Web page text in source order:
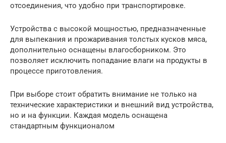
отсоединения, что удобно при транспортировке.
Устройства с высокой мощностью, предназначенные
для выпекания и прожаривания толстых кусков мяса,
дополнительно оснащены влагосборником. Это
позволяет исключить попадание влаги на продукты в
процессе приготовления.
При выборе стоит обратить внимание не только на
технические характеристики и внешний вид устройства,
но и на функции. Каждая модель оснащена
стандартным функционалом